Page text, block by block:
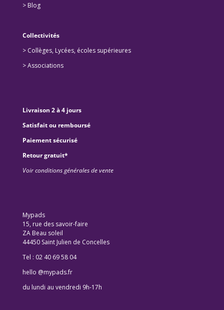
> Blog
Collectivités
> Collèges, Lycées, écoles supérieures
>Associations
Livraison 2 à 4 jours
Satisfait ou remboursé
Paiement sécurisé
Retour gratuit*
Voir conditions générales de vente
Mypads
15, rue des savoir-faire
ZA Beau soleil
44450 Saint Julien de Concelles
Tel : 02 40 69 58 04
hello @mypads.fr
du lundi au vendredi 9h-17h